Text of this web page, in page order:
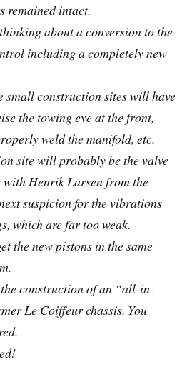
remained intact.
about a conversion to the
including a completely new
small construction sites will have
the towing eye at the front,
weld the manifold, etc.
site will probably be the valve
Henrik Larsen from the
suspicion for the vibrations
which are far too weak.
the new pistons in the same
construction of an “all-in-
Le Coiffeur chassis. You